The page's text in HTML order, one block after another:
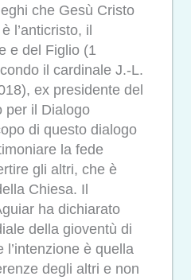
che Gesù Cristo
l’anticristo, il
e del Figlio (1
il cardinale J.-L.
ex presidente del
per il Dialogo
di questo dialogo
la fede
gli altri, che è
Chiesa. Il
ha dichiarato
della gioventù di
l’intenzione è quella
degli altri e non